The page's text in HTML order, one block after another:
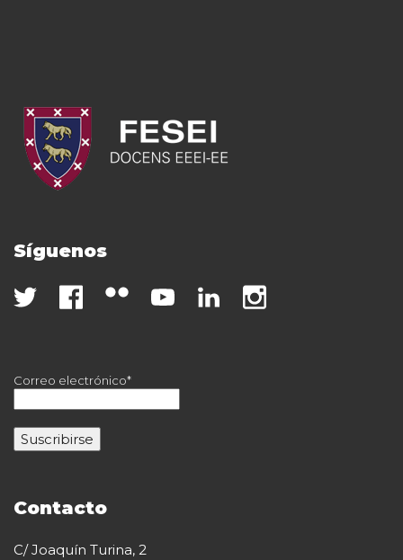
Síguenos
Correo electrónico*
Contacto
C/ Joaquín Turina, 2